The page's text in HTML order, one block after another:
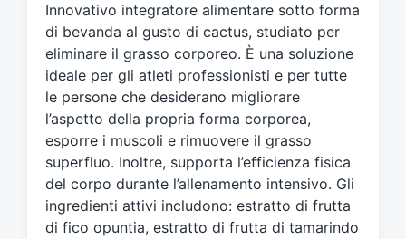
t
o
c
o
n
Innovativo integratore alimentare sotto forma
di bevanda al gusto di cactus, studiato per
eliminare il grasso corporeo. È una soluzione
ideale per gli atleti professionisti e per tutte
le persone che desiderano migliorare
l’aspetto della propria forma corporea,
esporre i muscoli e rimuovere il grasso
superfluo. Inoltre, supporta l’efficienza fisica
del corpo durante l’allenamento intensivo. Gli
ingredienti attivi includono: estratto di frutta
di fico opuntia, estratto di frutta di tamarindo